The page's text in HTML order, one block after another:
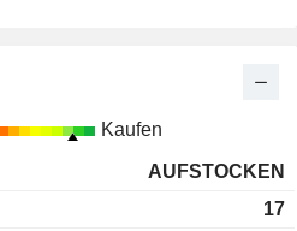
Kaufen
AUFSTOCKEN
17